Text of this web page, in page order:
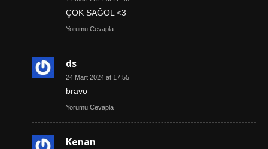
ÇOK SAĞOL <3
Yorumu Cevapla
ds
24 Mart 2024 at 17:55
bravo
Yorumu Cevapla
Kenan